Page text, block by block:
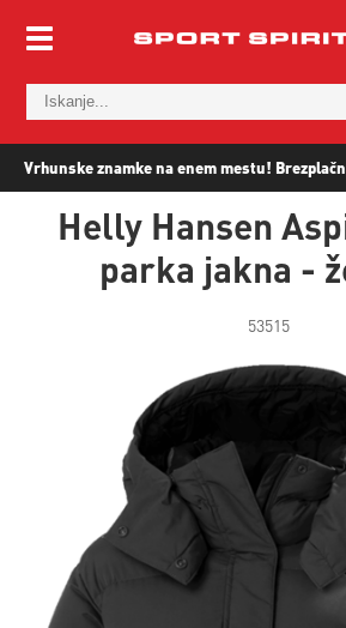
Vrhunske znamke na enem mestu!
Helly Hansen
parka jakna -
53515